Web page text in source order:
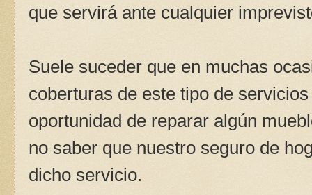
que servirá ante cualquier
Suele suceder que en muchas
coberturas de este tipo de
oportunidad de reparar algún
no saber que nuestro seguro de
dicho servicio.